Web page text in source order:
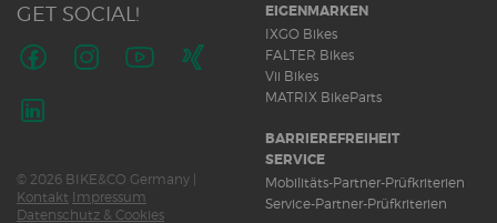
GET SOCIAL!
uns
auf
auf
LinkedIn
© 2026 BIKE&CO Germany |
Kontakt Impressum
Datenschutz & Cookies
EIGENMARKEN
IXGO Bikes
FALTER Bikes
Vii Bikes
MATRIX BikeParts
BARRIEREFREIHEIT
SERVICE
Mobilitäts-Partner-Prüfkriterien
Service-Partner-Prüfkriterien